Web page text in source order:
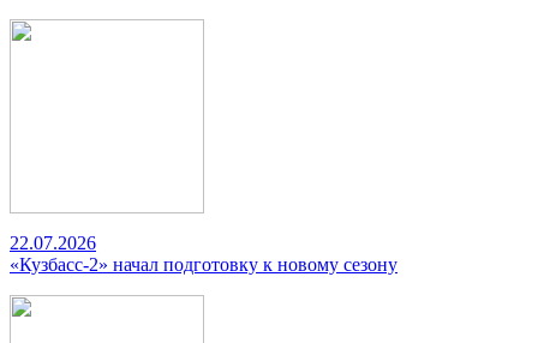
22.07.2026
«Кузбасс-2» начал подготовку к новому сезону